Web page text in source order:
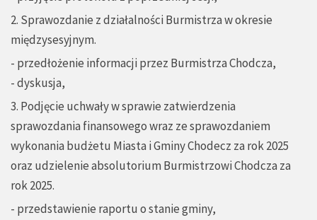
2. Sprawozdanie z działalności Burmistrza w okresie
międzysesyjnym.
- przedłożenie informacji przez Burmistrza Chodcza,
- dyskusja,
3. Podjęcie uchwały w sprawie zatwierdzenia
sprawozdania finansowego wraz ze sprawozdaniem
wykonania budżetu Miasta i Gminy Chodecz za rok 2025
oraz udzielenie absolutorium Burmistrzowi Chodcza za
rok 2025.
- przedstawienie raportu o stanie gminy,